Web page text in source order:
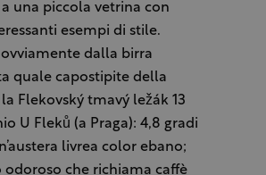
a una piccola vetrina con
esempi di stile.
dalla birra
quale capostipite della
Flekovský tmavý ležák 13
U Fleků (a Praga): 4,8 gradi
livrea color ebano;
che richiama caffè